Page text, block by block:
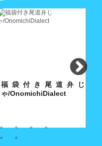
福袋付き尾道弁じ
ゃ/OnomichiDialect
経済合理性が優先する現代社会